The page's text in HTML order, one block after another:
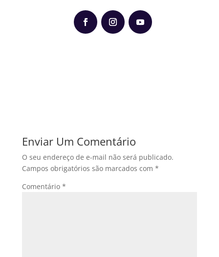
Enviar Um Comentário
O seu endereço de e-mail não será publicado.
Campos obrigatórios são marcados com *
Comentário *